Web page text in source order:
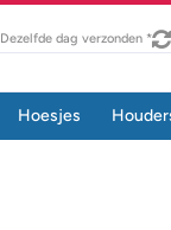
Dezelfde dag verzonden *
Hoesjes